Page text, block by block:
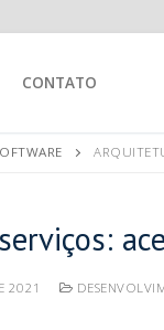
CONTATO
2021